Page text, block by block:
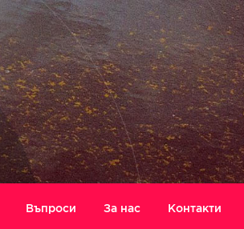
Въпроси За нас Контакти